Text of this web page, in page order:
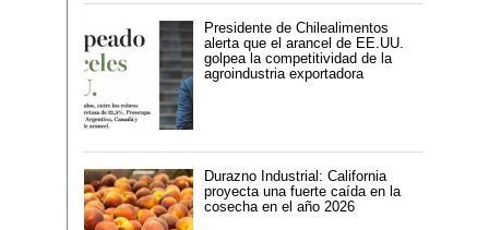
Presidente de Chilealimentos
alerta que el arancel de EE.UU.
golpea la competitividad de la
agroindustria exportadora
Durazno Industrial: California
proyecta una fuerte caída en la
cosecha en el año 2026